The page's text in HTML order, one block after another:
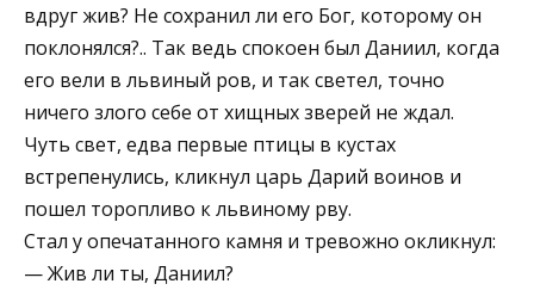
вдруг жив? Не сохранил ли его Бог, которому он
поклонялся?.. Так ведь спокоен был Даниил, когда
его вели в львиный ров, и так светел, точно
ничего злого себе от хищных зверей не ждал.
Чуть свет, едва первые птицы в кустах
встрепенулись, кликнул царь Дарий воинов и
пошел торопливо к львиному рву.
Стал у опечатанного камня и тревожно окликнул:
— Жив ли ты, Даниил?